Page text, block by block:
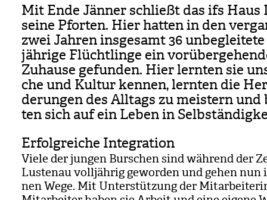
Mit Ende Jän­ner schließt das ifs Haus
seine Pfor­ten. Hier hat­ten in den
zwei Jah­ren ins­ge­samt 36
jäh­rige Flücht­linge ein
Zuhause gefun­den. Hier lern­ten sie
che und Kul­tur ken­nen, lern­ten die
de­run­gen des All­tags zu meis­tern
ten sich auf ein Leben in
Erfolgreiche Integration
Viele der jun­gen Bur­schen sind wäh­rend der
Lus­tenau voll­jäh­rig gewor­den und gehen nun
nen Wege. Mit Unter­stüt­zung der